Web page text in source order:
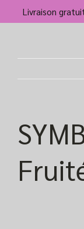
Passer
au
Livraison